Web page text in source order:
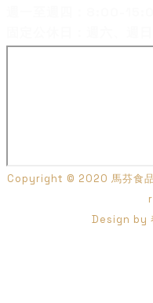
Copyright © 2020 馬芬食
​Design by